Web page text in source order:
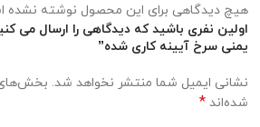
برای این محصول نوشته نشده است.
نفری باشید که دیدگاهی را ارسال می کنید
سرخ آیینه کاری شده”
ایمیل شما منتشر نخواهد شد. بخش‌های
*